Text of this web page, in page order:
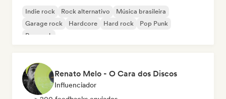
Indie rock Rock alternativo
Música brasileira
Garage rock
Hardcore Hard rock
Pop Punk
Pop rock
Renato Melo - O Cara dos Discos
Influenciador